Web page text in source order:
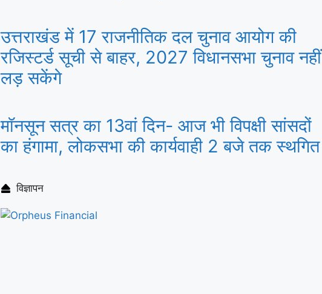
उत्तराखंड में 17 राजनीतिक दल चुनाव आयोग की
रजिस्टर्ड सूची से बाहर, 2027 विधानसभा चुनाव नहीं
लड़ सकेंगे
मॉनसून सत्र का 13वां दिन- आज भी विपक्षी सांसदों
का हंगामा, लोकसभा की कार्यवाही 2 बजे तक स्थगित
विज्ञापन